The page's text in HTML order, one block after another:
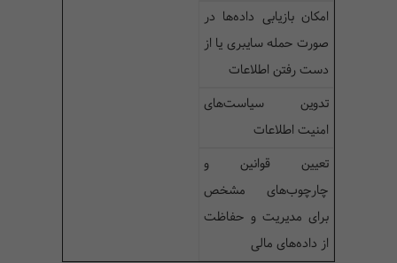
امکان بازیابی داده‌ها در
صورت حمله سایبری یا از
دست رفتن اطلاعات
تدوین سیاست‌های
امنیت اطلاعات
تعیین قوانین و
چارچوب‌های مشخص
برای مدیریت و حفاظت
از داده‌های مالی